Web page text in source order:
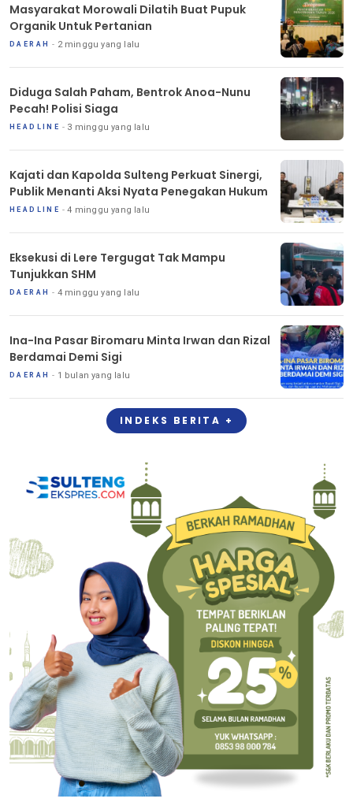
Masyarakat Morowali Dilatih Buat Pupuk
Organik Untuk Pertanian
DAERAH 2 minggu yang lalu
Diduga Salah Paham, Bentrok Anoa-Nunu
Pecah! Polisi Siaga
HEADLINE 3 minggu yang lalu
Kajati dan Kapolda Sulteng Perkuat Sinergi,
Publik Menanti Aksi Nyata Penegakan Hukum
HEADLINE 4 minggu yang lalu
Eksekusi di Lere Tergugat Tak Mampu
Tunjukkan SHM
DAERAH 4 minggu yang lalu
Ina-Ina Pasar Biromaru Minta Irwan dan Rizal
Berdamai Demi Sigi
DAERAH 1 bulan yang lalu
INDEKS BERITA +